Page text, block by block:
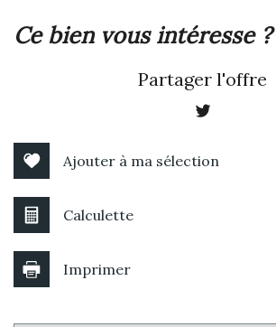
la ville de gigean (34770)
ce bien vous intéresse ?
Partager l'offre
Ajouter à ma sélection
Calculette
Imprimer